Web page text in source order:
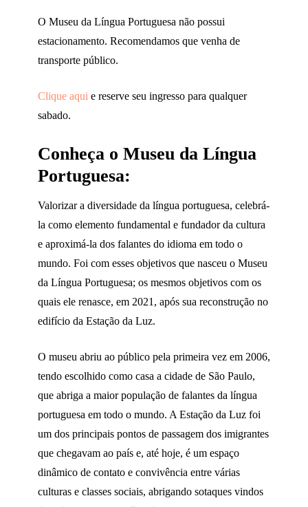
O Museu da Língua Portuguesa não possui
estacionamento. Recomendamos que venha de
transporte público.
Clique aqui e reserve seu ingresso para qualquer
sabado.
Conheça o Museu da Língua
Portuguesa:
Valorizar a diversidade da língua portuguesa, celebrá-
la como elemento fundamental e fundador da cultura
e aproximá-la dos falantes do idioma em todo o
mundo. Foi com esses objetivos que nasceu o Museu
da Língua Portuguesa; os mesmos objetivos com os
quais ele renasce, em 2021, após sua reconstrução no
edifício da Estação da Luz.
O museu abriu ao público pela primeira vez em 2006,
tendo escolhido como casa a cidade de São Paulo,
que abriga a maior população de falantes da língua
portuguesa em todo o mundo. A Estação da Luz foi
um dos principais pontos de passagem dos imigrantes
que chegavam ao país e, até hoje, é um espaço
dinâmico de contato e convivência entre várias
culturas e classes sociais, abrigando sotaques vindos